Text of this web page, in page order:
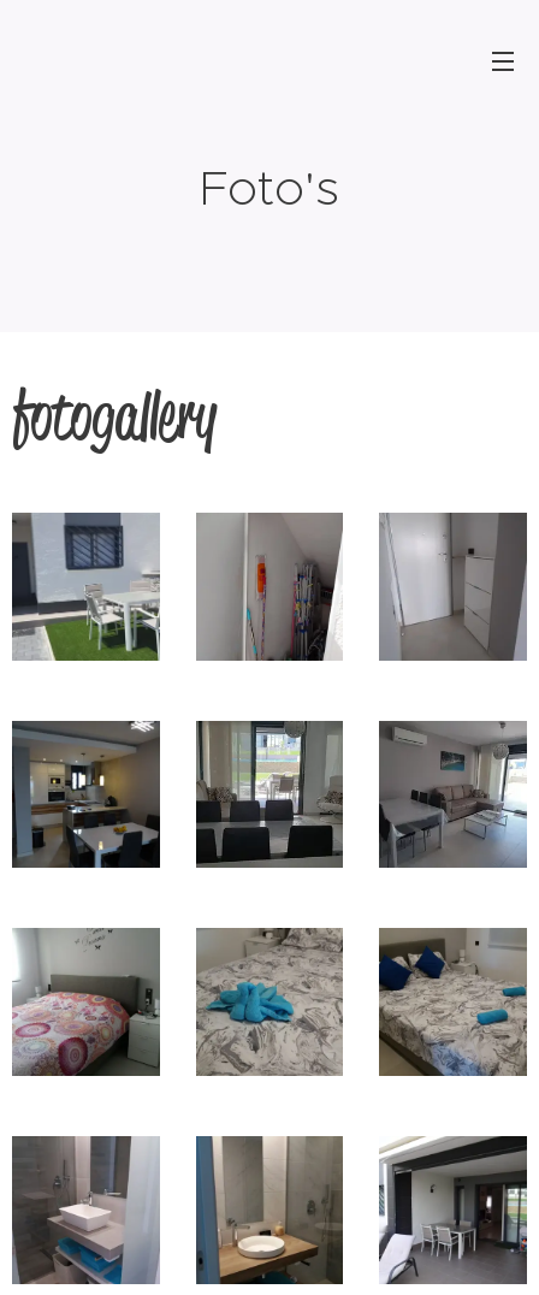
Foto's
fotogallery